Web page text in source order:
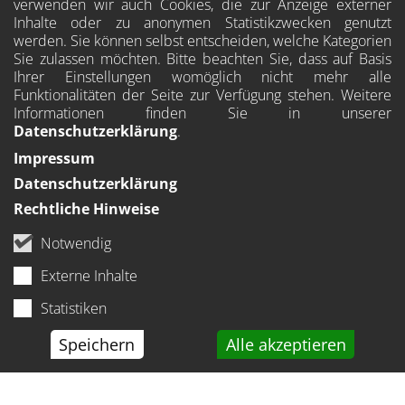
verwenden wir auch Cookies, die zur Anzeige externer
Inhalte oder zu anonymen Statistikzwecken genutzt
werden. Sie können selbst entscheiden, welche Kategorien
Sie zulassen möchten. Bitte beachten Sie, dass auf Basis
Ihrer Einstellungen womöglich nicht mehr alle
Funktionalitäten der Seite zur Verfügung stehen. Weitere
Informationen finden Sie in unserer
Datenschutzerklärung.
Notwendig
Externe Inhalte
Statistiken
Speichern Alle akzeptieren
Impressum
Datenschutzerklärung
Rechtliche Hinweise